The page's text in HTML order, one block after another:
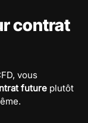
contrat
vous
future plutôt